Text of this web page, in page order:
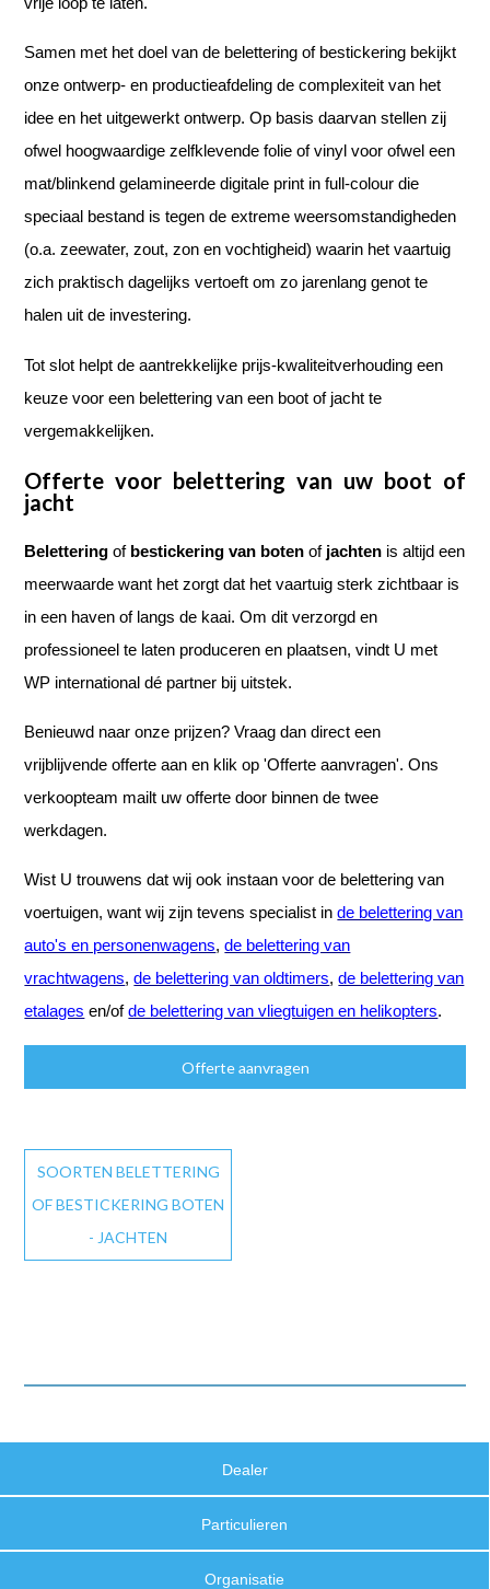
Samen met het doel van de belettering of bestickering bekijkt
onze ontwerp- en productieafdeling de complexiteit van het
idee en het uitgewerkt ontwerp. Op basis daarvan stellen zij
ofwel hoogwaardige zelfklevende folie of vinyl voor ofwel een
mat/blinkend gelamineerde digitale print in full-colour die
speciaal bestand is tegen de extreme weersomstandigheden
(o.a. zeewater, zout, zon en vochtigheid) waarin het vaartuig
zich praktisch dagelijks vertoeft om zo jarenlang genot te
halen uit de investering.
Tot slot helpt de aantrekkelijke prijs-kwaliteitverhouding een
keuze voor een belettering van een boot of jacht te
vergemakkelijken.
Offerte voor belettering van uw boot of
jacht
Beletteringof bestickering van botenof jachten is altijd een
meerwaarde want het zorgt dat het vaartuig sterk zichtbaar is
in een haven of langs de kaai. Om dit verzorgd en
professioneel te laten produceren en plaatsen, vindt U met
WP international dé partner bij uitstek.
Benieuwd naar onze prijzen? Vraag dan direct een
vrijblijvende offerte aan en klik op 'Offerte aanvragen'. Ons
verkoopteam mailt uw offerte door binnen de twee
werkdagen.
Wist U trouwens dat wij ook instaan voor de belettering van
voertuigen, want wij zijn tevens specialist inde belettering van
auto's en personenwagens,de belettering van
vrachtwagens,de belettering van oldtimers,de belettering van
etalages en/ofde belettering van vliegtuigen en helikopters.
Offerte aanvragen
SOORTEN BELETTERING
OF BESTICKERING BOTEN
- JACHTEN
Dealer
Particulieren
Organisatie